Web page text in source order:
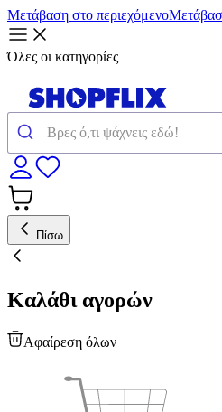
Μετάβαση στο περιεχόμενο
Όλες οι κατηγορίες
Πίσω
Καλάθι αγορών
Αφαίρεση όλων